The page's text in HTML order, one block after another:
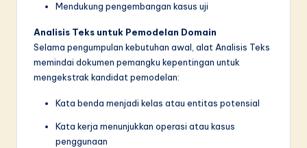
Mendukung pengembangan kasus uji
Analisis Teks untuk Pemodelan Domain
Selama pengumpulan kebutuhan awal, alat Analisis Teks
memindai dokumen pemangku kepentingan untuk
mengekstrak kandidat pemodelan:
Kata benda menjadi kelas atau entitas potensial
Kata kerja menunjukkan operasi atau kasus
penggunaan